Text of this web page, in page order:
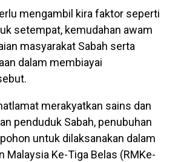
mengambil kira faktor seperti
setempat, kemudahan awam
masyarakat Sabah serta
dalam membiayai
merakyatkan sains dan
penduduk Sabah, penubuhan
untuk dilaksanakan dalam
Malaysia Ke-Tiga Belas (RMKe-